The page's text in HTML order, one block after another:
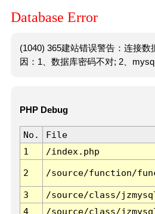
Database Error
(1040) 365建站错误警告：连接数
因：1、数据库密码不对; 2、mysql
PHP Debug
No. File
1
/index.php
2 /source/function/
3 /source/class/
4
/source/class/